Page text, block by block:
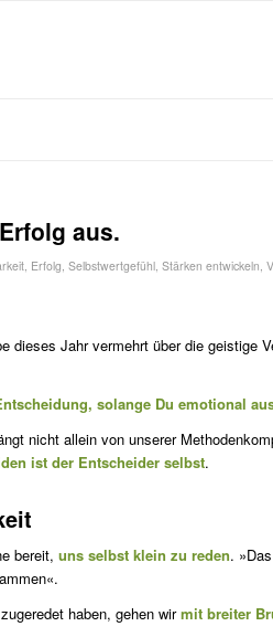
aus.
, Erfolg, Selbstwertgefühl, Stärken entwickeln,
dieses Jahr vermehrt über die geistige
solange Du emotional
nicht allein von unserer
ist der Ent­scheider selbst.
bereit, uns selbst klein zu reden.
haben, gehen wirmit breiter